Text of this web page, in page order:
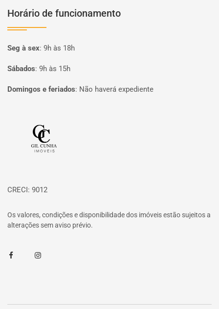
Horário de funcionamento
Seg à sex: 9h às 18h
Sábados: 9h às 15h
Domingos e feriados: Não haverá expediente
CRECI: 9012
Os valores, condições e disponibilidade dos imóveis estão sujeitos a
alterações sem aviso prévio.
FacebookInstagram